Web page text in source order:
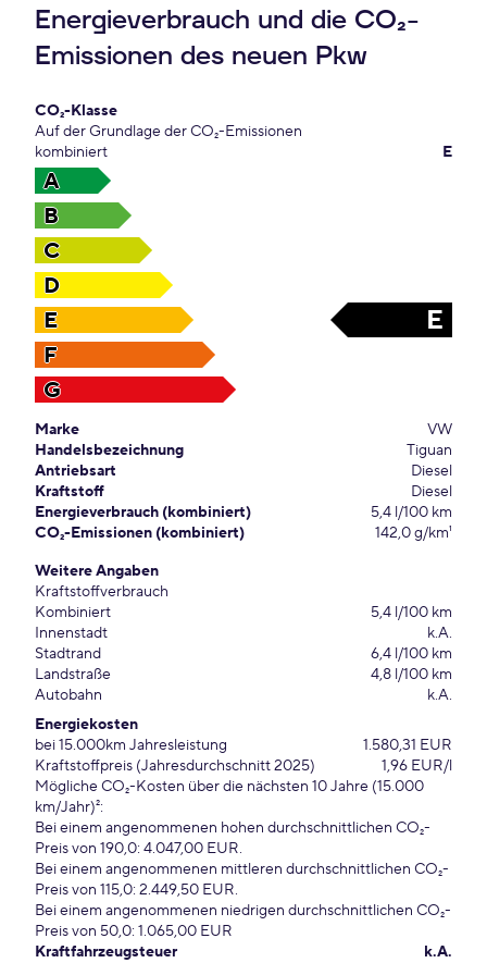
Energieverbrauch und die CO₂-
Emissionen des neuen Pkw
CO₂-Klasse
Auf der Grundlage der CO₂-Emissionen
kombiniert
E
A
B
C
D
E
E
F
G
Marke
VW
Handelsbezeichnung
Tiguan
Antriebsart
Diesel
Kraftstoff
Diesel
Energieverbrauch (kombiniert)
5,4 l/100 km
CO₂-Emissionen (kombiniert)
142,0 g/km¹
Weitere Angaben
Kraftstoffverbrauch
Kombiniert
5,4 l/100 km
Innenstadt
k.A.
Stadtrand
6,4 l/100 km
Landstraße
4,8 l/100 km
Autobahn
k.A.
Energiekosten
bei 15.000km Jahresleistung
1.580,31 EUR
Kraftstoffpreis (Jahresdurchschnitt 2025)
1,96 EUR/l
Mögliche CO₂-Kosten über die nächsten 10 Jahre (15.000
km/Jahr)²:
Bei einem angenommenen hohen durchschnittlichen CO₂-
Preis von 190,0: 4.047,00 EUR.
Bei einem angenommenen mittleren durchschnittlichen CO₂-
Preis von 115,0: 2.449,50 EUR.
Bei einem angenommenen niedrigen durchschnittlichen CO₂-
Preis von 50,0: 1.065,00 EUR
Kraftfahrzeugsteuer
k.A.